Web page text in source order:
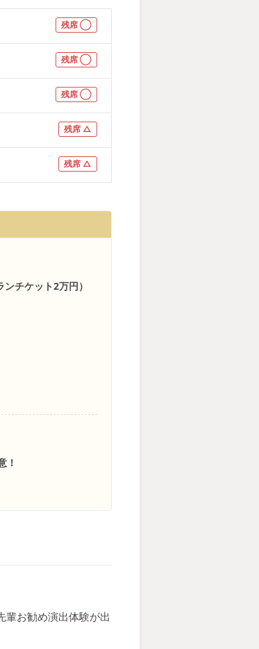
残席 ◯
残席 ◯
残席 ◯
残席 △
残席 △
チケット2万円）
！
お勧め演出体験が出